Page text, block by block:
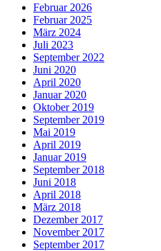
Februar 2026
Februar 2025
März 2024
Juli 2023
September 2022
Juni 2020
April 2020
Januar 2020
Oktober 2019
September 2019
Mai 2019
April 2019
Januar 2019
September 2018
Juni 2018
April 2018
März 2018
Dezember 2017
November 2017
September 2017